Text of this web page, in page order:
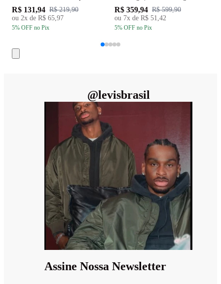
R$ 131,94 R$ 219,90
ou 2x de R$ 65,97
5% OFF no Pix
R$ 359,94 R$ 599,90
ou 7x de R$ 51,42
5% OFF no Pix
@levisbrasil
Assine Nossa Newsletter